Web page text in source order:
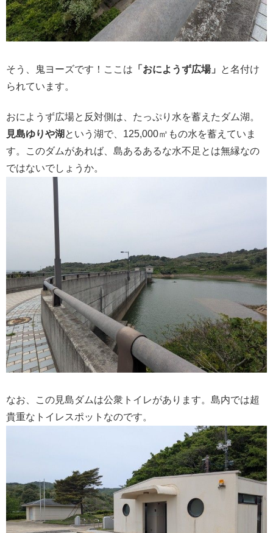
そう、鬼ヨーズです！ここは 「おにようず広場」
と名付け
られています。
おにようず広場と反対側は、たっぷり水を蓄えたダム湖。
見島ゆりや湖 という湖で、125,000㎥もの水を蓄えていま
す。このダムがあれば、島あるあるな水不足とは無縁なの
ではないでしょうか。
なお、この見島ダムは公衆トイレがあります。島内では超
貴重なトイレスポットなのです。